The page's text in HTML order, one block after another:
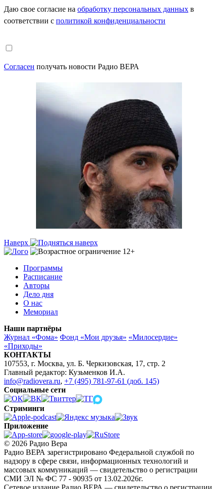
Даю свое согласие на обработку персональных данных в
соответствии с политикой конфиденциальности
Согласен получать новости Радио ВЕРА
Наверх
Программы
Расписание
Авторы
Дело дня
О нас
Мемориал
Наши партнёры
Журнал «Фома» Фонд «Мои друзья» «Милосердие»
«Приходы»
КОНТАКТЫ
107553, г. Москва, ул. Б. Черкизовская, 17, стр. 2
Главный редактор: Кузьменков И.А.
info@radiovera.ru, +7 (495) 781-97-61 (доб. 145)
Социальные сети
Стриминги
Приложение
© 2026 Радио Вера
Радио ВЕРА зарегистрировано Федеральной службой по
надзору в сфере связи, информационных технологий и
массовых коммуникаций — свидетельство о регистрации
СМИ ЭЛ № ФС 77 - 90935 от 13.02.2026г.
Сетевое издание Радио ВЕРА — свидетельство о регистрации